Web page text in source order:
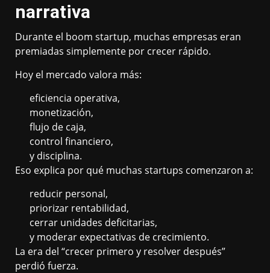
narrativa
Durante el boom startup, muchas empresas eran
premiadas simplemente por crecer rápido.
Hoy el mercado valora más:
eficiencia operativa,
monetización,
flujo de caja,
control financiero,
y disciplina.
Eso explica por qué muchas startups comenzaron a:
reducir personal,
priorizar rentabilidad,
cerrar unidades deficitarias,
y moderar expectativas de crecimiento.
La era del “crecer primero y resolver después”
perdió fuerza.